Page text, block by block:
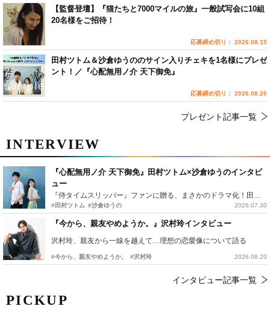
PICKUP
INTERVIEW
『心配無用ノ介 天下御免』田村ツトム×沙倉ゆうのインタビ
ュー
『侍タイムスリッパー』ファンに贈る、まさかのドラマ化！田村ツトム×沙倉ゆうのが語る『心配無用ノ介』撮影秘話
#田村ツトム #沙倉ゆうの 2026.07.30
『今から、親友やめようか。』沢村玲インタビュー
沢村玲、親友から一線を越えて…理想の恋愛像について語る
#今から、親友やめようか。 #沢村玲 2026.06.20
インタビュー記事一覧
【監督登壇】『猫たちと7000マイルの旅』一般試写会に10組
20名様をご招待！
応募締め切り： 2026.08.15
田村ツトム＆沙倉ゆうののサイン入りチェキを1名様にプレゼ
ント！／『心配無用ノ介 天下御免』
応募締め切り： 2026.08.20
プレゼント記事一覧